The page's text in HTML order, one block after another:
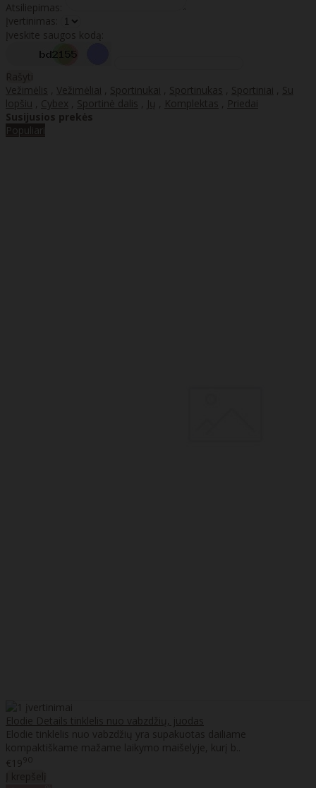
Atsiliepimas:
Įvertinimas:
Įveskite saugos kodą:
Rašyti
Vežimėlis , Vežimėliai , Sportinukai , Sportinukas , Sportiniai , Su
lopšiu , Cybex , Sportinė dalis , Jų , Komplektas , Priedai
Susijusios prekės
Populiari
Elodie Details tinklelis nuo vabzdžių, juodas
Elodie tinklelis nuo vabzdžių yra supakuotas dailiame
kompaktiškame mažame laikymo maišelyje, kurį b..
€1990